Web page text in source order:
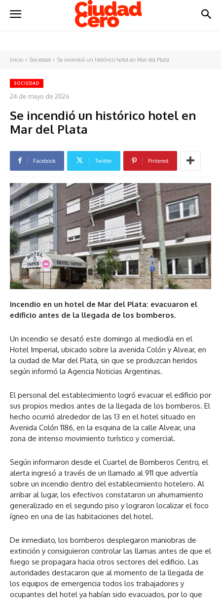
Inicio Sociedad Se incendió un histórico hotel en Mar del Plata
SOCIEDAD
24 de mayo de 2026
Se incendió un histórico hotel en
Mar del Plata
Facebook Twitter Pinterest
Incendio en un hotel de Mar del Plata: evacuaron el
edificio antes de la llegada de los bomberos.
Un incendio se desató este domingo al mediodía en el
Hotel Imperial, ubicado sobre la avenida Colón y Alvear, en
la ciudad de Mar del Plata, sin que se produzcan heridos
según informó la Agencia Noticias Argentinas.
El personal del establecimiento logró evacuar el edificio por
sus propios medios antes de la llegada de los bomberos. El
hecho ocurrió alrededor de las 13 en el hotel situado en
Avenida Colón 1186, en la esquina de la calle Alvear, una
zona de intenso movimiento turístico y comercial.
Según informaron desde el Cuartel de Bomberos Centro, el
alerta ingresó a través de un llamado al 911 que advertía
sobre un incendio dentro del establecimiento hotelero. Al
arribar al lugar, los efectivos constataron un ahumamiento
generalizado en el segundo piso y lograron localizar el foco
ígneo en una de las habitaciones del hotel.
De inmediato, los bomberos desplegaron maniobras de
extinción y consiguieron controlar las llamas antes de que el
fuego se propagara hacia otros sectores del edificio. Las
autoridades destacaron que al momento de la llegada de
los equipos de emergencia todos los trabajadores y
ocupantes del hotel ya habían sido evacuados, por lo que